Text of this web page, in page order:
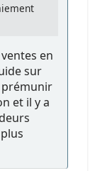
en
sur
prémunir
et il y a